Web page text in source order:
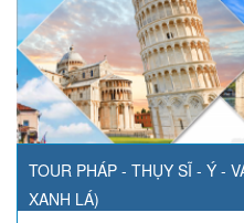
TOUR PHÁP - THỤY SĨ - Ý -
XANH LÁ)